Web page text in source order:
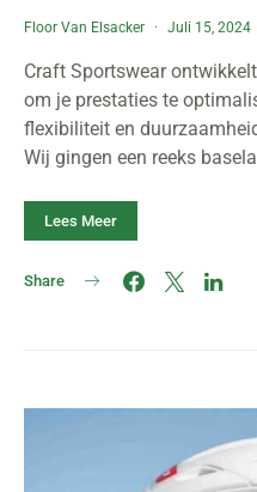
Floor Van Elsacker Juli 15, 2024
Craft Sportswear
om je prestaties te
flexibiliteit en
Wij gingen een reeks
Lees Meer
Share